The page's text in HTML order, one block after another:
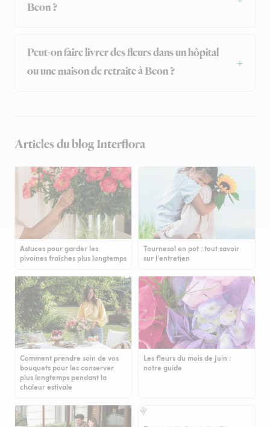
Beon ?
Peut-on faire livrer des fleurs dans un hôpital
ou une maison de retraite à Beon ?
Articles du blog Interflora
Astuces pour garder les
pivoines fraîches plus longtemps
Tournesol en pot : tout savoir
sur l'entretien
Comment prendre soin de vos
bouquets pour les conserver
plus longtemps pendant la
chaleur estivale
Les fleurs du mois de Juin :
notre guide